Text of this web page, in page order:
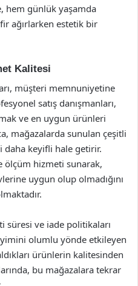
hem günlük yaşamda
ağırlarken estetik bir
Kalitesi
müşteri memnuniyetine
satış danışmanları,
ve en uygun ürünleri
mağazalarda sunulan çeşitli
daha keyifli hale getirir.
ölçüm hizmeti sunarak,
uygun olup olmadığını
süresi ve iade politikaları
olumlu yönde etkileyen
ürünlerin kalitesinden
bu mağazalara tekrar